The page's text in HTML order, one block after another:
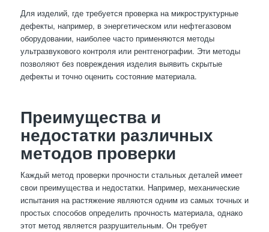
Для изделий, где требуется проверка на микроструктурные
дефекты, например, в энергетическом или нефтегазовом
оборудовании, наиболее часто применяются методы
ультразвукового контроля или рентгенографии. Эти методы
позволяют без повреждения изделия выявить скрытые
дефекты и точно оценить состояние материала.
Преимущества и
недостатки различных
методов проверки
Каждый метод проверки прочности стальных деталей имеет
свои преимущества и недостатки. Например, механические
испытания на растяжение являются одним из самых точных и
простых способов определить прочность материала, однако
этот метод является разрушительным. Он требует